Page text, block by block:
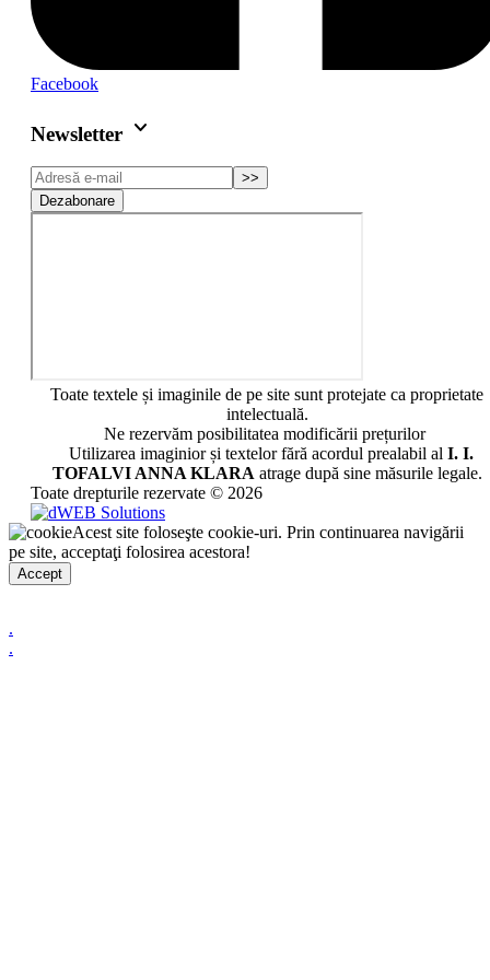
Facebook
Newsletter keyboard_arrow_down
>>
Dezabonare
Toate textele și imaginile de pe site sunt protejate ca proprietate
intelectuală.
Ne rezervăm posibilitatea modificării prețurilor
Utilizarea imaginior și textelor fără acordul prealabil al I. I.
TOFALVI ANNA KLARA atrage după sine măsurile legale.
Toate drepturile rezervate © 2026
Acest site foloseşte cookie-uri. Prin continuarea navigării
pe site, acceptaţi folosirea acestora!
Accept
.
.